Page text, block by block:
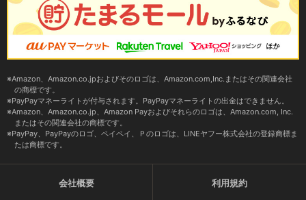
Amazon、Amazon.co.jpおよびそのロゴは、Amazon.com,Inc.またはその関連会社
の商標です。
PayPayマネーライトが付与されます。PayPayマネーライトの出金はできません。
Amazon、Amazon.co.jp、Amazon Payおよびそれらのロゴは、Amazon.com, Inc.
またはその関連会社の商標です。
PayPay、PayPayのロゴ、ペイペイ、Ｐのロゴは、LINEヤフー株式会社の登録商標ま
たは商標です。
会社概要 利用規約